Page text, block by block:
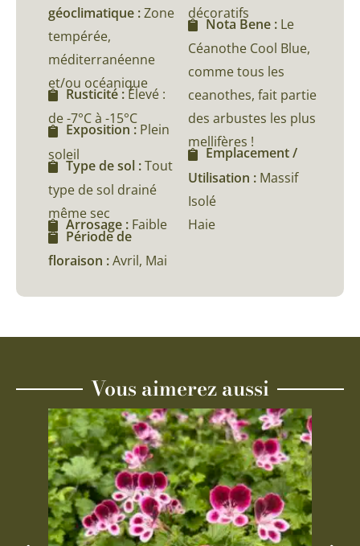
géoclimatique :Zone
tempérée,
méditerranéenne
et/ou océanique
Rusticité : Élevé :
de -7°C à -15°C
Exposition : Plein
soleil
Type de sol :Tout
type de sol drainé
même sec
Arrosage : Faible
Période de
floraison :Avril, Mai
décoratifs
Nota Bene : Le
Céanothe Cool Blue,
comme tous les
ceanothes, fait partie
des arbustes les plus
mellifères !
Emplacement /
Utilisation : Massif
Isolé
Haie
Vous aimerez aussi